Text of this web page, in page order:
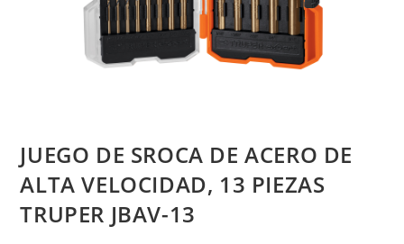
JUEGO DE SROCA DE ACERO DE
ALTA VELOCIDAD, 13 PIEZAS
TRUPER JBAV-13